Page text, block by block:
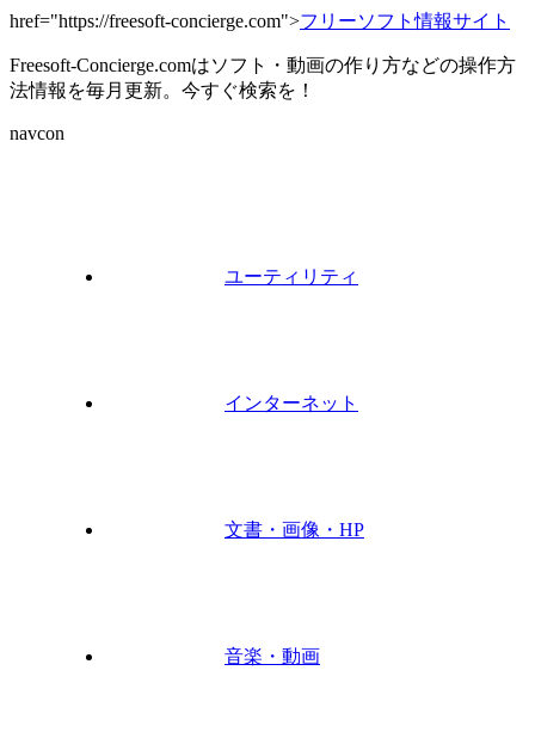
href="https://freesoft-concierge.com">フリーソフト情報サイト
Freesoft-Concierge.comはソフト・動画の作り方などの操作方
法情報を毎月更新。今すぐ検索を！
navcon
ユーティリティ
インターネット
文書・画像・HP
音楽・動画